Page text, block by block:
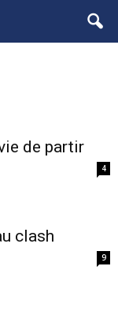
de partir
4
clash
9